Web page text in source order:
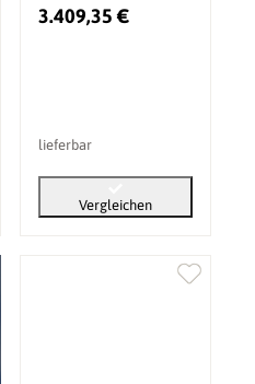
3.409,35 €
lieferbar
Vergleichen